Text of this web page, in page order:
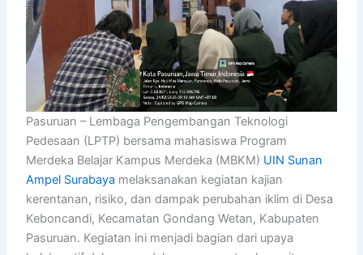
Pasuruan – Lembaga Pengembangan Teknologi
Pedesaan (LPTP) bersama mahasiswa Program
Merdeka Belajar Kampus Merdeka (MBKM) UIN Sunan
Ampel Surabaya melaksanakan kegiatan kajian
kerentanan, risiko, dan dampak perubahan iklim di Desa
Keboncandi, Kecamatan Gondang Wetan, Kabupaten
Pasuruan. Kegiatan ini menjadi bagian dari upaya